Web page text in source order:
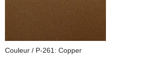
Couleur / P-261: Copper